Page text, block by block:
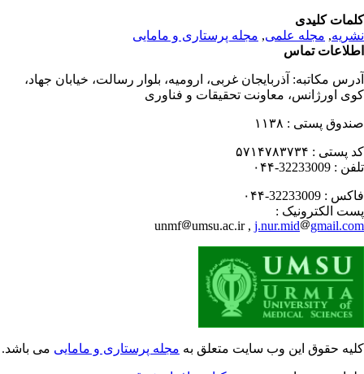
کلیدی
,مجله علمی, مجله پرستاری و مامایی
تماس
مکاتبه:آذربایجان غربی، ارومیه، بلوار رسالت، خیابان جهاد،
اورژانس، معاونت تحقیقات و فناوری
پستی : ۱۱۳۸
پستی : ۵۷۱۴۷۸۳۷۳۴
: 32233009-۰۴۴
: 32233009-۰۴۴
الکترونیک :
unmf
umsu.ac.ir ,j.nur.mid
حقوق این وب سایت متعلق بهمجله پرستاری و ماماییمی باشد.